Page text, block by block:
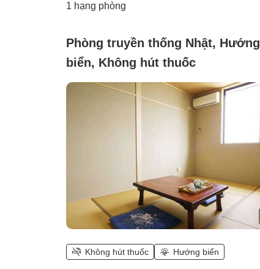
1 hạng phòng
Phòng truyền thống Nhật, Hướng
biển, Không hút thuốc
Không hút thuốc Hướng biển